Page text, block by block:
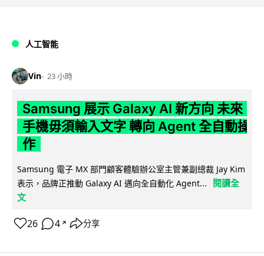
人工智能
Vin 23 小時
Samsung 展示 Galaxy AI 新方向 未來
手機毋須輸入文字 轉向 Agent 全自動操
作
Samsung 電子 MX 部門顧客體驗辦公室主管兼副總裁 Jay Kim
表示，品牌正推動 Galaxy AI 邁向全自動化 Agent...
閱讀全
文
26 4 ↗ 分享